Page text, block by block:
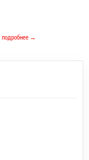
подробнее →